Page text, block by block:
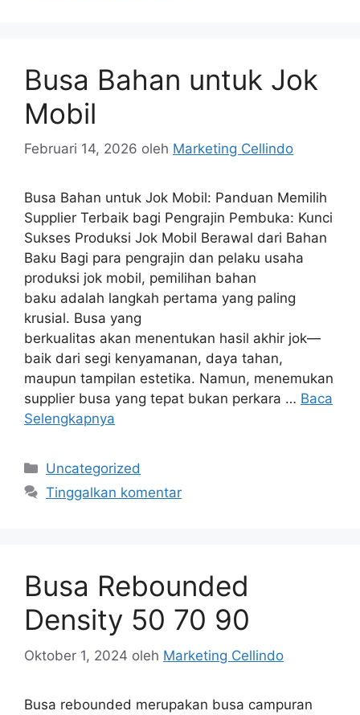
Busa Bahan untuk Jok
Mobil
Februari 14, 2026 oleh Marketing Cellindo
Busa Bahan untuk Jok Mobil: Panduan Memilih
Supplier Terbaik bagi Pengrajin Pembuka: Kunci
Sukses Produksi Jok Mobil Berawal dari Bahan
Baku Bagi para pengrajin dan pelaku usaha
produksi jok mobil, pemilihan bahan
baku adalah langkah pertama yang paling
krusial. Busa yang
berkualitas akan menentukan hasil akhir jok—
baik dari segi kenyamanan, daya tahan,
maupun tampilan estetika. Namun, menemukan
supplier busa yang tepat bukan perkara … Baca
Selengkapnya
Kategori
Uncategorized
Tinggalkan komentar
Busa Rebounded
Density 50 70 90
Oktober 1, 2024 oleh Marketing Cellindo
Busa rebounded merupakan busa campuran